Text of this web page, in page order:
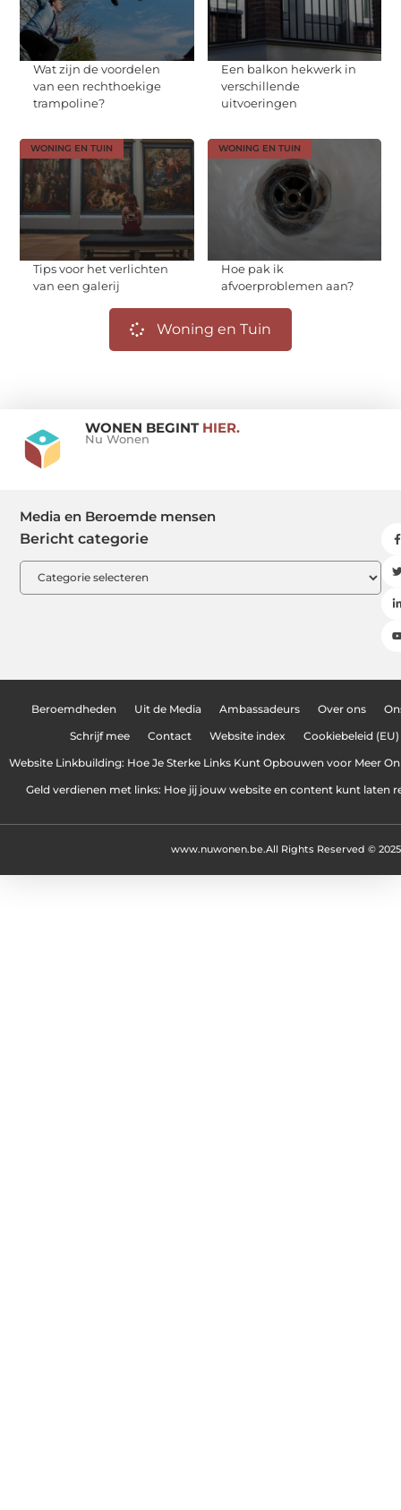
Wat zijn de voordelen
van een rechthoekige
trampoline?
Een balkon hekwerk in
verschillende
uitvoeringen
WONING EN TUIN
Tips voor het verlichten
van een galerij
WONING EN TUIN
Hoe pak ik
afvoerproblemen aan?
Woning en Tuin
WONEN BEGINT HIER.
Nu Wonen
Media en Beroemde mensen
Bericht categorie
Beroemdheden Uit de Media Ambassadeurs Over ons
Schrijf mee Contact Website index Cookiebeleid (EU)
Website Linkbuilding: Hoe Je Sterke Links Kunt Opbouwen voor Meer
Geld verdienen met links: Hoe jij jouw website en content kunt laten
All Rights Reserved © 2025
www.nuwonen.be.